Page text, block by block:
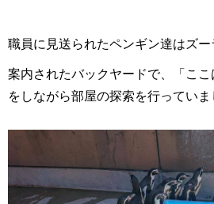
職員に見送られたペンギン達はズー
案内されたバックヤードで、「こ
をしながら部屋の探索を行っていま